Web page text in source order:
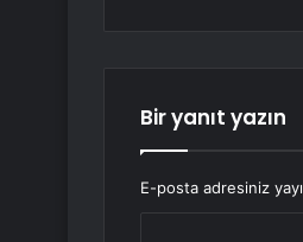
Bir yanıt yazın
E-posta adresiniz